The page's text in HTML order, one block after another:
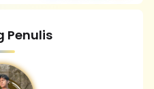
Penulis